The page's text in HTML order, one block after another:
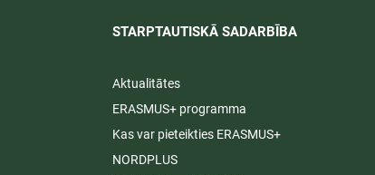
STARPTAUTISKĀ SADARBĪBA​
Aktualitātes
ERASMUS+ programma
Kas var pieteikties ERASMUS+
NORDPLUS